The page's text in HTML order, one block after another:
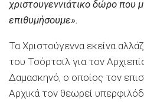
χριστουγεννιάτικο δώρο που
επιθυμήσουμε».
Τα Χριστούγεννα εκείνα
του Τσόρτσιλ για τον
Δαμασκηνό, ο οποίος τον
Αρχικά τον θεωρεί